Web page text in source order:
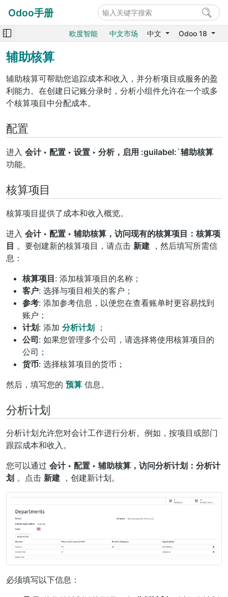
Odoo手册
欧度智能 中文市场 中文 Odoo 18
辅助核算
辅助核算可帮助您追踪成本和收入，并分析项目或服务的盈
利能力。在创建日记账分录时，分析小组件允许在一个或多
个核算项目中分配成本。
配置
进入 会计 ‣ 配置 ‣ 设置 ‣ 分析，启用 :guilabel:`辅助核算
功能。
核算项目
核算项目提供了成本和收入概览。
进入 会计 ‣ 配置 ‣ 辅助核算，访问现有的核算项目：核算项
目 。要创建新的核算项目，请点击 新建 ，然后填写所需信
息：
核算项目: 添加核算项目的名称；
客户: 选择与项目相关的客户；
参考: 添加参考信息，以便您在查看账单时更容易找到
账户；
计划: 添加 分析计划 ；
公司: 如果您管理多个公司，请选择将使用核算项目的
公司；
货币: 选择核算项目的货币；
然后，填写您的 预算 信息。
分析计划
分析计划允许您对会计工作进行分析。例如，按项目或部门
跟踪成本和收入。
您可以通过 会计 ‣ 配置 ‣ 辅助核算，访问分析计划：分析计
划 。点击 新建 ，创建新计划。
必须填写以下信息：